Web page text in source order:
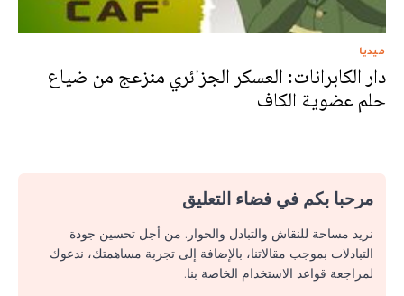
ميديا
دار الكابرانات: العسكر الجزائري منزعج من ضياع
حلم عضوية الكاف
مرحبا بكم في فضاء التعليق
نريد مساحة للنقاش والتبادل والحوار. من أجل تحسين جودة
التبادلات بموجب مقالاتنا، بالإضافة إلى تجربة مساهمتك، ندعوك
لمراجعة قواعد الاستخدام الخاصة بنا.